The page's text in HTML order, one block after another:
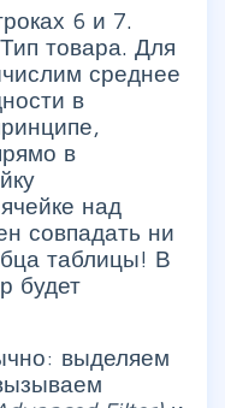
6 и 7.
товара. Для
среднее
в
в
над
совпадать ни
таблицы! В
будет
выделяем